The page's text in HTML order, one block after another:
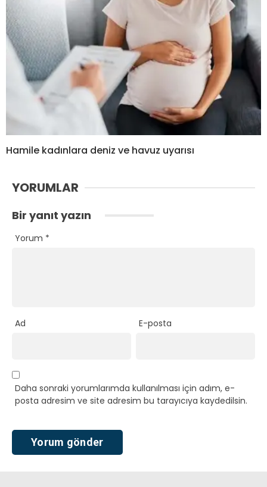
Hamile kadınlara deniz ve havuz uyarısı
YORUMLAR
Bir yanıt yazın
Yorum *
Ad E-posta
Daha sonraki yorumlarımda kullanılması için adım, e-
posta adresim ve site adresim bu tarayıcıya kaydedilsin.